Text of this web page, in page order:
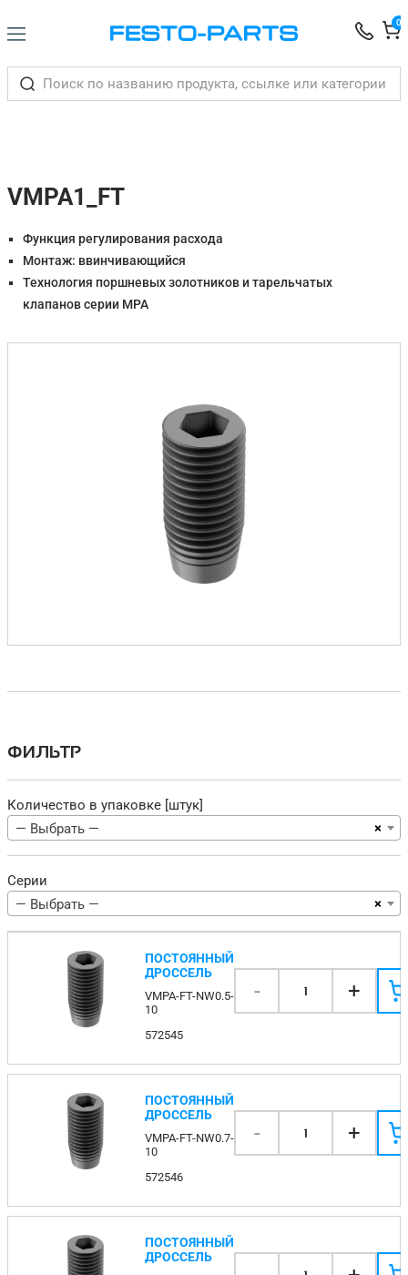
0
VMPA1_FT
Функция регулирования расхода
Монтаж: ввинчивающийся
Технология поршневых золотников и тарельчатых
клапанов серии MPA
ФИЛЬТР
Количество в упаковке [штук]
×
— Выбрать —
Серии
×
— Выбрать —
ПОСТОЯННЫЙ
ДРОССЕЛЬ
VMPA-FT-NW0.5-
10
572545
- 1 +
ПОСТОЯННЫЙ
ДРОССЕЛЬ
VMPA-FT-NW0.7-
10
572546
- 1 +
ПОСТОЯННЫЙ
ДРОССЕЛЬ